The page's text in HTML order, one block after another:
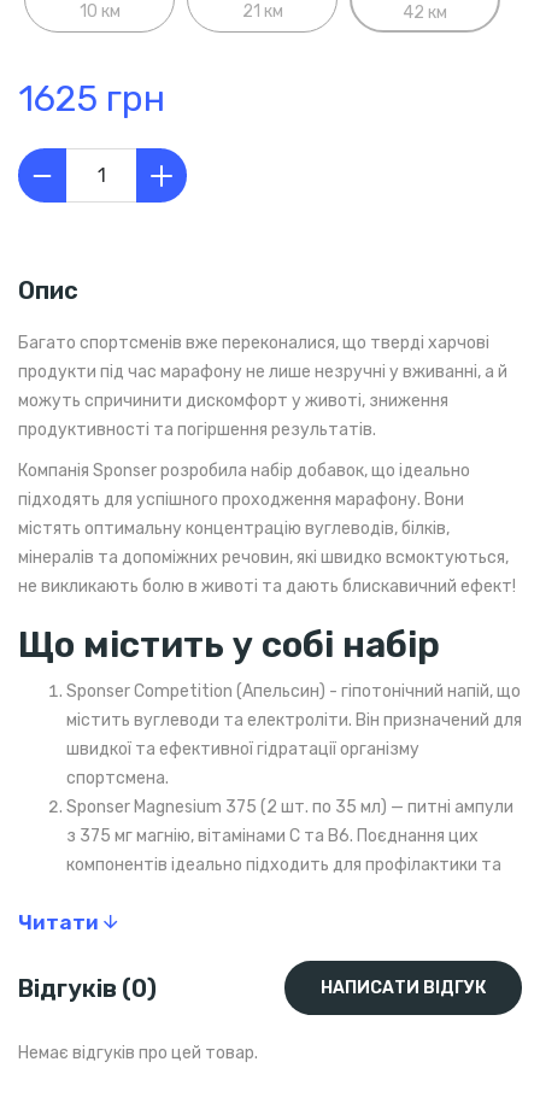
10 км 21 км 42 км
1625 грн
Опис
Багато спортсменів вже переконалися, що тверді харчові
продукти під час марафону не лише незручні у вживанні, а й
можуть спричинити дискомфорт у животі, зниження
продуктивності та погіршення результатів.
Компанія Sponser розробила набір добавок, що ідеально
підходять для успішного проходження марафону. Вони
містять оптимальну концентрацію вуглеводів, білків,
мінералів та допоміжних речовин, які швидко всмоктуються,
не викликають болю в животі та дають блискавичний ефект!
Що містить у собі набір
Sponser Competition (Апельсин) - гіпотонічний напій, що
містить вуглеводи та електроліти. Він призначений для
швидкої та ефективної гідратації організму
спортсмена.
Sponser Magnesium 375 (2 шт. по 35 мл) — питні ампули
з 375 мг магнію, вітамінами С та В6. Поєднання цих
компонентів ідеально підходить для профілактики та
Sponser Liquid Energy Gels PLUS (2 шт. по 35 г) —
миттєво насичує організм вуглеводами та знижує
вуглеводний гель з електролітами, який має
Читати
Відгуків (0) НАПИСАТИ ВІДГУК
Немає відгуків про цей товар.